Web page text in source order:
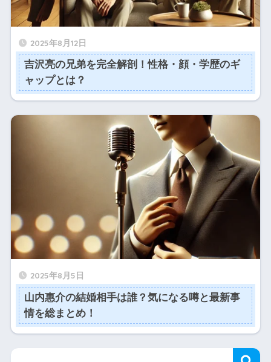
2025年8月12日
吉沢亮の兄弟を完全解剖！性格・顔・学歴のギ
ャップとは？
2025年8月5日
山内惠介の結婚相手は誰？気になる噂と最新事
情を総まとめ！